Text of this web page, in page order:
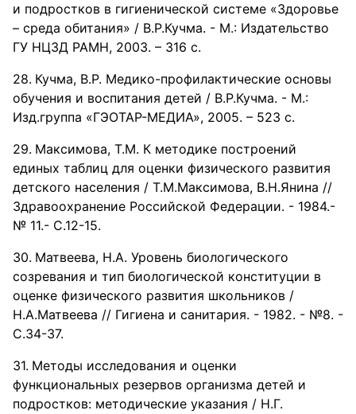
и подростков в гигиенической системе «Здоровье
– среда обитания» / В.Р.Кучма. - М.: Издательство
ГУ НЦЗД РАМН, 2003. – 316 с.
Кучма, В.Р. Медико-профилактические основы
обучения и воспитания детей / В.Р.Кучма. - М.:
Изд.группа «ГЭОТАР-МЕДИА», 2005. – 523 с.
Максимова, Т.М. К методике построений
единых таблиц для оценки физического развития
детского населения / Т.М.Максимова, В.Н.Янина //
Здравоохранение Российской Федерации. - 1984.-
№ 11.- С.12-15.
Матвеева, H.A. Уровень биологического
созревания и тип биологической конституции в
оценке физического развития школьников /
Н.А.Матвеева // Гигиена и санитария. - 1982. - №8. -
С.34-37.
Методы исследования и оценки
функциональных резервов организма детей и
подростков: методические указания / Н.Г.